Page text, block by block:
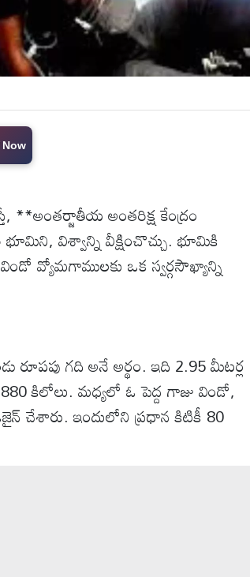
**అంతర్జాతీయ అంతరిక్ష కేంద్రం
విశ్వాన్ని వీక్షించొచ్చు. భూమికి
వ్యోమగాములకు ఒక స్వర్గసౌఖ్యాన్ని
గది అనే అర్థం. ఇది 2.95 మీటర్ల
కిలోలు. మధ్యలో ఓ పెద్ద గాజు విండో,
చేశారు. ఇందులోని ప్రధాన కిటికీ 80